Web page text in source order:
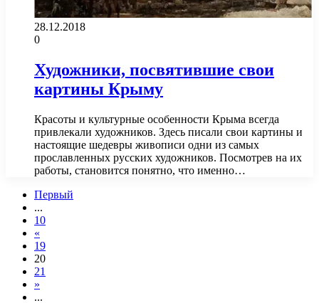
28.12.2018
0
Художники, посвятившие свои
картины Крыму
Красоты и культурные особенности Крыма всегда
привлекали художников. Здесь писали свои картины и
настоящие шедевры живописи одни из самых
прославленных русских художников. Посмотрев на их
работы, становится понятно, что именно…
Первый
...
10
«
19
20
21
»
...